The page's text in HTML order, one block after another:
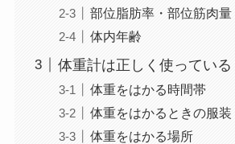
部位脂肪率・部位筋肉量
体内年齢
体重計は正しく使っている
体重をはかる時間帯
体重をはかるときの服装
体重をはかる場所